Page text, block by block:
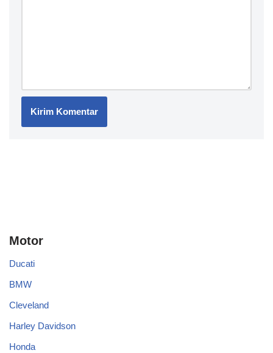
Motor
Ducati
BMW
Cleveland
Harley Davidson
Honda